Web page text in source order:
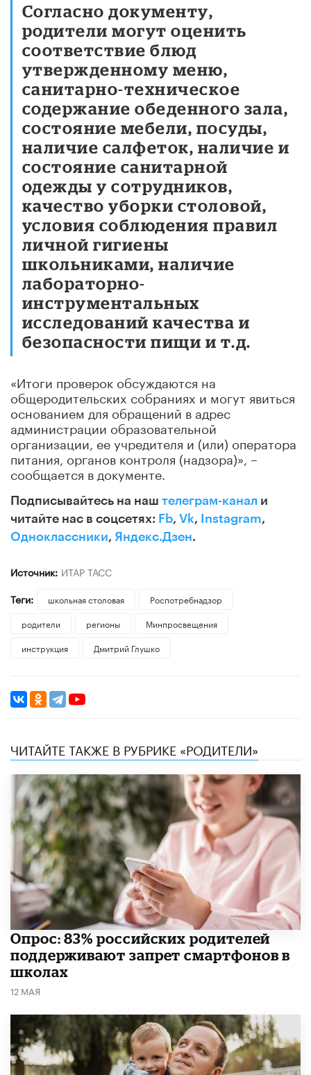
Согласно документу,
родители могут оценить
соответствие блюд
утвержденному меню,
санитарно-техническое
содержание обеденного зала,
состояние мебели, посуды,
наличие салфеток, наличие и
состояние санитарной
одежды у сотрудников,
качество уборки столовой,
условия соблюдения правил
личной гигиены
школьниками, наличие
лабораторно-
инструментальных
исследований качества и
безопасности пищи и т.д.
«Итоги проверок обсуждаются на
общеродительских собраниях и могут явиться
основанием для обращений в адрес
администрации образовательной
организации, ее учредителя и (или) оператора
питания, органов контроля (надзора)», –
сообщается в документе.
Подписывайтесь на наш телеграм-канал и
читайте нас в соцсетях: Fb, Vk, Instagram,
Одноклассники, Яндекс.Дзен.
Источник: ИТАР ТАСС
Теги:
школьная столовая
Роспотребнадзор
родители
регионы
Минпросвещения
инструкция
Дмитрий Глушко
ЧИТАЙТЕ ТАКЖЕ В РУБРИКЕ «РОДИТЕЛИ»
Опрос: 83% российских родителей
поддерживают запрет смартфонов в
школах
12 МАЯ